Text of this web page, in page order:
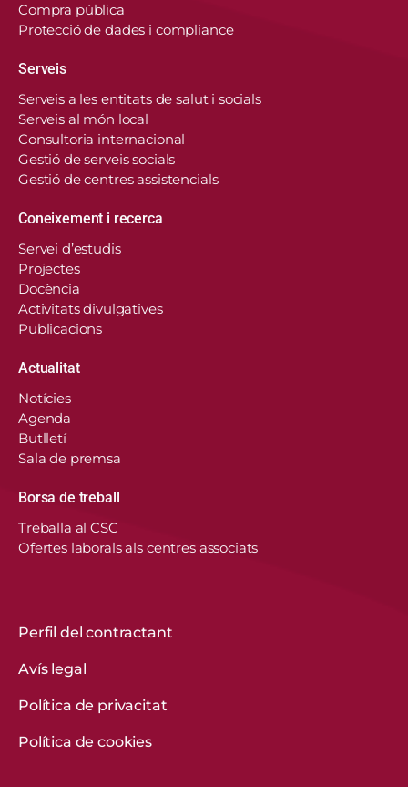
de Catalunya fa servir cookies pròpies i de
tercers per recordar les vostres preferències,
Obtenir més informació
Compra pública
Protecció de dades i compliance
Serveis
Serveis a les entitats de salut i socials
Serveis al món local
Consultoria internacional
Gestió de serveis socials
Gestió de centres assistencials
Coneixement i recerca
Servei d’estudis
Projectes
Docència
Activitats divulgatives
Publicacions
Actualitat
Notícies
Agenda
Butlletí
Sala de premsa
Borsa de treball
Treballa al CSC
Ofertes laborals als centres associats
Perfil del contractant
Avís legal
Política de privacitat
Política de cookies